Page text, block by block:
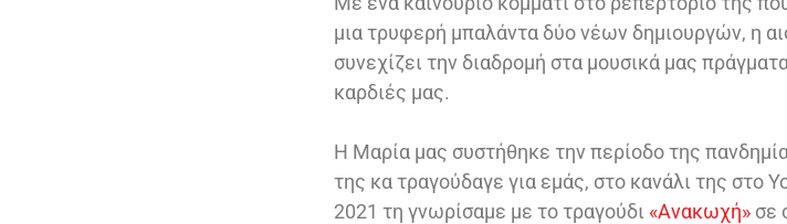
μια τρυφερή μπαλάντα δύο νέων δημιουργών, η
συνεχίζει την διαδρομή στα μουσικά μας
καρδιές μας.
Η Μαρία μας συστήθηκε την περίοδο της
της κα τραγούδαγε για εμάς, στο κανάλι της στο
2021 τη γνωρίσαμε με το τραγούδι «Ανακωχή» σε